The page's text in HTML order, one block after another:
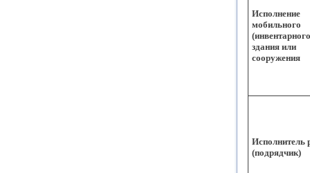
Исполнение
мобильного
здания или
сооружения
Исполнитель
(подрядчик)